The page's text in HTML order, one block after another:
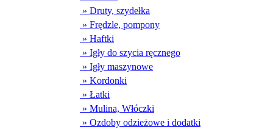
» Druty, szydełka
» Frędzle, pompony
» Haftki
» Igły do szycia ręcznego
» Igły maszynowe
» Kordonki
» Łatki
» Mulina, Włóczki
» Ozdoby odzieżowe i dodatki